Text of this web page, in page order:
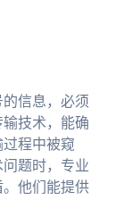
信息，必须
技术，能确
程中被窥
题时，专业
他们能提供